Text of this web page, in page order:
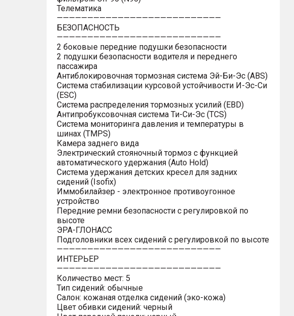
Телематика
———————————————————————————
БЕЗОПАСНОСТЬ
———————————————————————————
2 боковые передние подушки безопасности
2 подушки безопасности водителя и переднего
пассажира
Антиблокировочная тормозная система Эй-Би-Эс (ABS)
Система стабилизации курсовой устойчивости И-Эс-Си
(ESC)
Система распределения тормозных усилий (EBD)
Антипробуксовочная система Ти-Си-Эс (TCS)
Система мониторинга давления и температуры в
шинах (TMPS)
Камера заднего вида
Электрический стояночный тормоз с функцией
автоматического удержания (Auto Hold)
Система удержания детских кресел для задних
сидений (Isofix)
Иммобилайзер - электронное противоугонное
устройство
Передние ремни безопасности с регулировкой по
высоте
ЭРА-ГЛОНАСС
Подголовники всех сидений с регулировкой по высоте
———————————————————————————
ИНТЕРЬЕР
———————————————————————————
Количество мест: 5
Тип сидений: обычные
Салон: кожаная отделка сидений (эко-кожа)
Цвет обивки сидений: черный